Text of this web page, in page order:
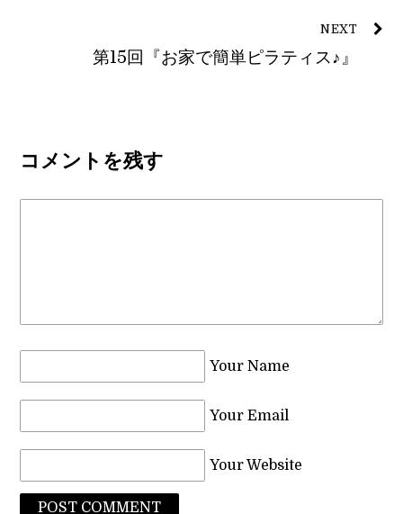
NEXT
第15回『お家で簡単ピラティス♪』
コメントを残す
Your Name
Your Email
Your Website